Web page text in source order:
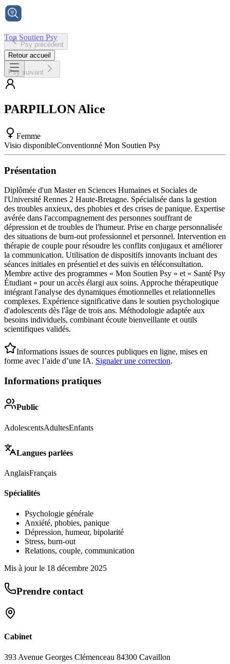
Ton Soutien Psy
Accueil
Psy précédent
Retour accueil
Psy suivant
PARPILLON Alice
Femme
Visio disponibleConventionné Mon Soutien Psy
Présentation
Diplômée d'un Master en Sciences Humaines et Sociales de
l'Université Rennes 2 Haute-Bretagne. Spécialisée dans la gestion
des troubles anxieux, des phobies et des crises de panique. Expertise
avérée dans l'accompagnement des personnes souffrant de
dépression et de troubles de l'humeur. Prise en charge personnalisée
des situations de burn-out professionnel et personnel. Intervention en
thérapie de couple pour résoudre les conflits conjugaux et améliorer
la communication. Utilisation de dispositifs innovants incluant des
séances initiales en présentiel et des suivis en téléconsultation.
Membre active des programmes « Mon Soutien Psy » et « Santé Psy
Étudiant » pour un accès élargi aux soins. Approche thérapeutique
intégrant l'analyse des dynamiques émotionnelles et relationnelles
complexes. Expérience significative dans le soutien psychologique
d'adolescents dès l'âge de trois ans. Méthodologie adaptée aux
besoins individuels, combinant écoute bienveillante et outils
scientifiques validés.
Informations issues de sources publiques en ligne, mises en
forme avec l’aide d’une IA. Signaler une correction.
Informations pratiques
Public
AdolescentsAdultesEnfants
Langues parlées
AnglaisFrançais
Spécialités
Psychologie générale
Anxiété, phobies, panique
Dépression, humeur, bipolarité
Stress, burn-out
Relations, couple, communication
Mis à jour le 18 décembre 2025
Prendre contact
Cabinet
393 Avenue Georges Clémenceau 84300 Cavaillon